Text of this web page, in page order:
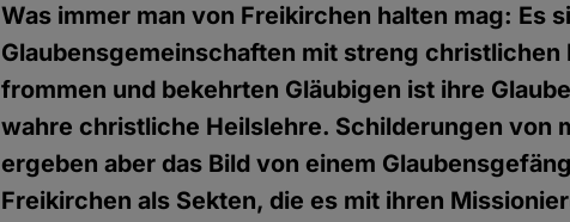
Was immer man von Freikirchen halten mag: Es
Glaubensgemeinschaften mit streng christlichen
frommen und bekehrten Gläubigen ist ihre
wahre christliche Heilslehre. Schilderungen von
ergeben aber das Bild von einem
Freikirchen als Sekten, die es mit ihren